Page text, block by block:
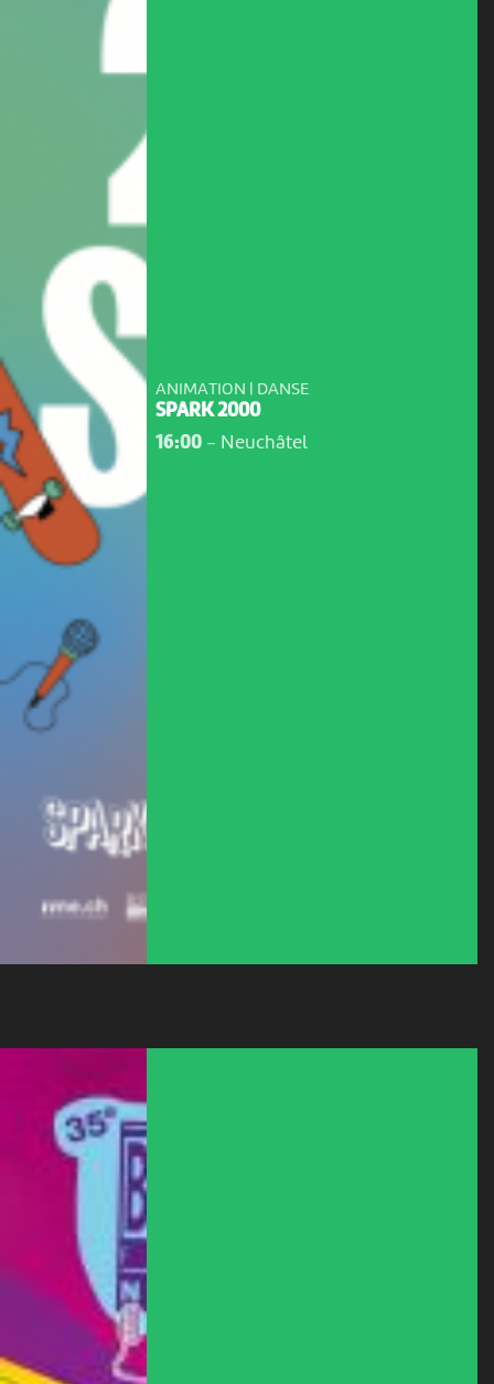
ANIMATION | DANSE
SPARK 2000
16:00- Neuchâtel